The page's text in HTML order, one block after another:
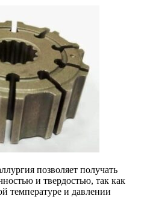
позволяет получать
и твердостью, так как
температуре и давлении